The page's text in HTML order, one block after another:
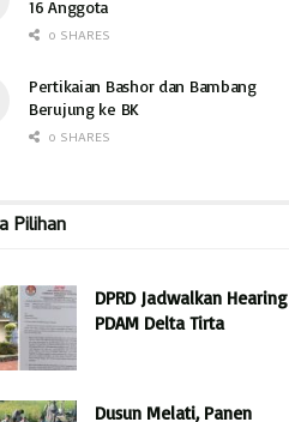
16 Anggota
0 SHARES
Pertikaian Bashor dan Bambang
Berujung ke BK
0 SHARES
Pilihan
DPRD Jadwalkan Hearing
PDAM Delta Tirta
Dusun Melati, Panen